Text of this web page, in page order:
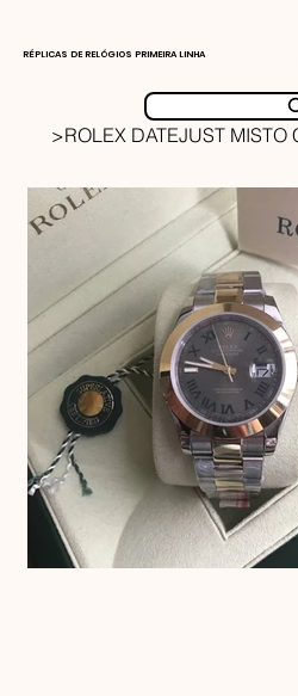
RÉPLICAS DE RELÓGIOS PRIMEIRA LINHA
>ROLEX DATEJUST MISTO